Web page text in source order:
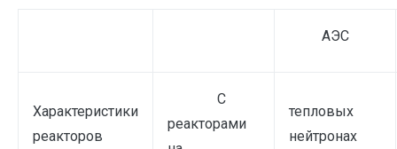
АЭС
Характеристики
реакторов
С
реакторами
тепловых
нейтронах